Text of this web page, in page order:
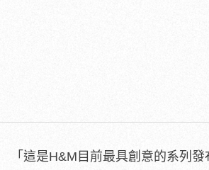
「這是H&M目前最具創意的系列